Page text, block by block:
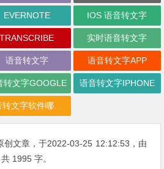
EVERNOTE IOS 语音转文字
TRANSCRIBE 实时语音转文字
语音转文字 语音转文字APP
转文字GOOGLE 语音转文字IPHONE
创文章，于2022-03-25 12:12:53 ，由
1995 字。